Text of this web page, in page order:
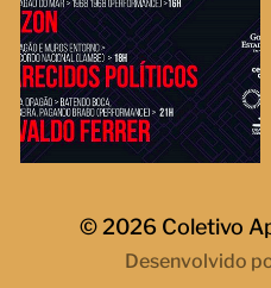
© 2026 Coletivo
Desenvolvido